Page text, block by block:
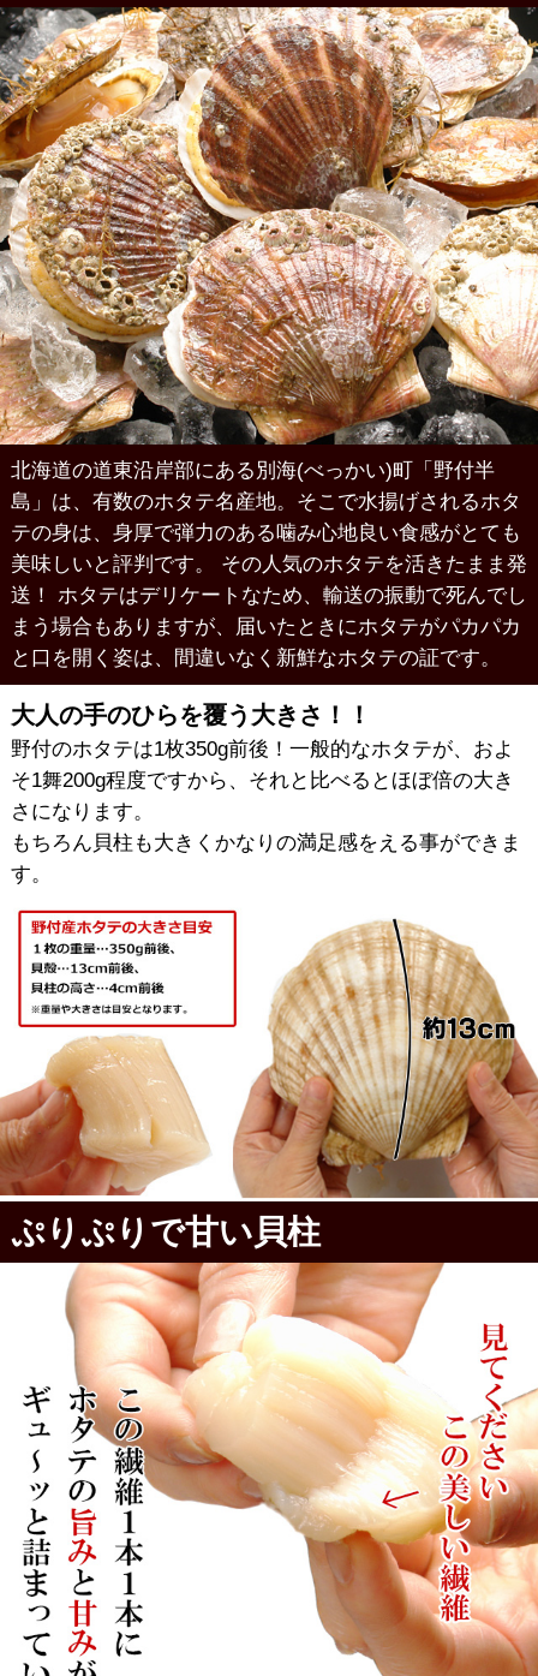
北海道の道東沿岸部にある別海(べっかい)町「野付半
島」は、有数のホタテ名産地。そこで水揚げされるホタ
テの身は、身厚で弾力のある噛み心地良い食感がとても
美味しいと評判です。 その人気のホタテを活きたまま発
送！ ホタテはデリケートなため、輸送の振動で死んでし
まう場合もありますが、届いたときにホタテがパカパカ
と口を開く姿は、間違いなく新鮮なホタテの証です。
大人の手のひらを覆う大きさ！！
野付のホタテは1枚350g前後！一般的なホタテが、およ
そ1舞200g程度ですから、それと比べるとほぼ倍の大き
さになります。
もちろん貝柱も大きくかなりの満足感をえる事ができま
す。
ぷりぷりで甘い貝柱